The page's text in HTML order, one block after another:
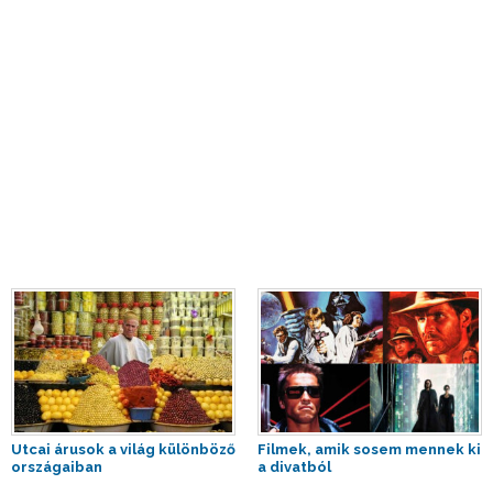
Utcai árusok a világ különböző
országaiban
Filmek, amik sosem mennek ki
a divatból